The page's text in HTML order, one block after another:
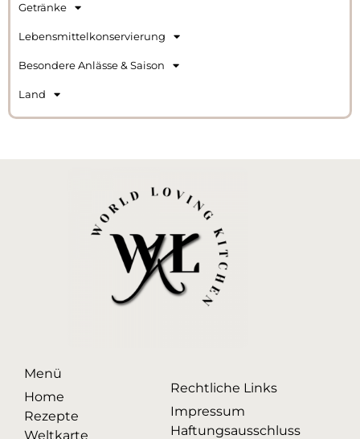
Getränke
Lebensmittelkonservierung
Besondere Anlässe & Saison
Land
Menü
Home
Rezepte
Weltkarte
Rechtliche Links
Impressum
Haftungsausschluss